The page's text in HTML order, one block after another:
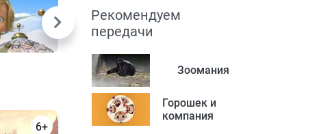
6+
Рекомендуем
передачи
Зоомания
Горошек и
компания